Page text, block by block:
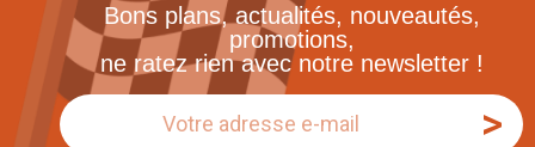
Bons plans, actualités, nouveautés,
promotions,
ne ratez rien avec notre newsletter !
>